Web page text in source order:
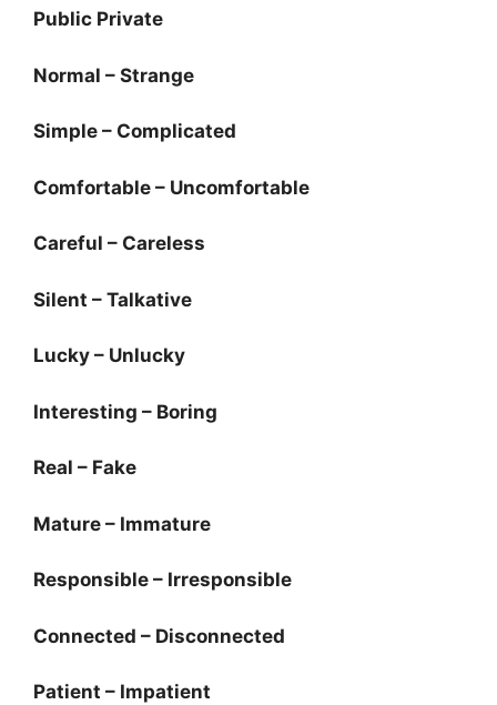
Public Private
Normal – Strange
Simple – Complicated
Comfortable – Uncomfortable
Careful – Careless
Silent – Talkative
Lucky – Unlucky
Interesting – Boring
Real – Fake
Mature – Immature
Responsible – Irresponsible
Connected – Disconnected
Patient – Impatient